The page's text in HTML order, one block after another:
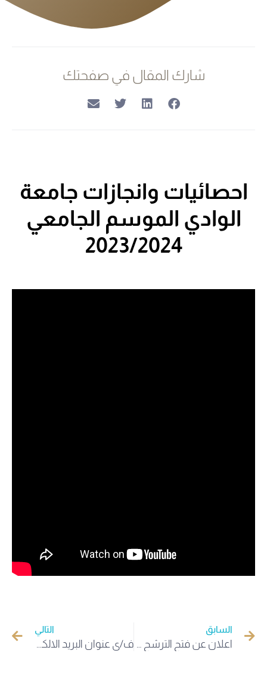
شارك المقال في صفحتك
احصائيات وانجازات جامعة
الوادي الموسم الجامعي
2023/2024
السابق التالي